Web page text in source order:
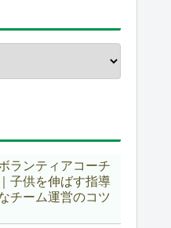
ランティアコーチ
子供を伸ばす指導
チーム運営のコツ